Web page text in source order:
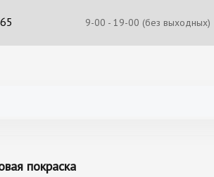
9-00 - 19-00 (без выходных)
покраска